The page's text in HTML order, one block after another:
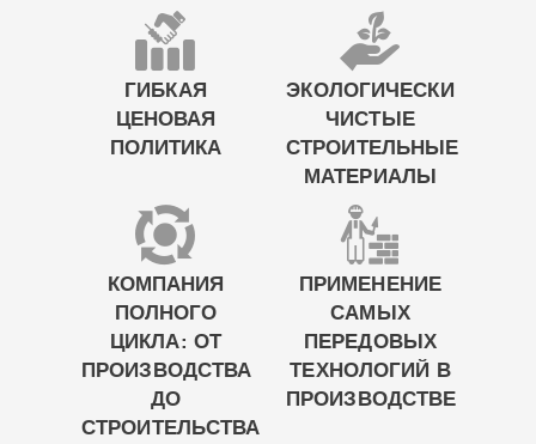
ГИБКАЯ
ЦЕНОВАЯ
ПОЛИТИКА
ЭКОЛОГИЧЕСКИ
ЧИСТЫЕ
СТРОИТЕЛЬНЫЕ
МАТЕРИАЛЫ
КОМПАНИЯ
ПОЛНОГО
ЦИКЛА: ОТ
ПРОИЗВОДСТВА
ДО
СТРОИТЕЛЬСТВА
ПРИМЕНЕНИЕ
САМЫХ
ПЕРЕДОВЫХ
ТЕХНОЛОГИЙ В
ПРОИЗВОДСТВЕ